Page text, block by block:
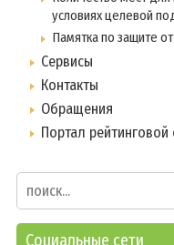
условиях целевой
Памятка по защите
Сервисы
Контакты
Обращения
Портал рейтинговой
Социальные сети